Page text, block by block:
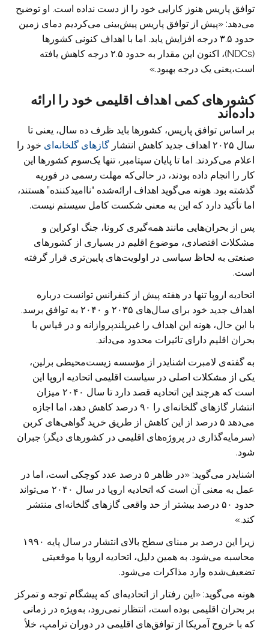
توافق پاریس هنوز کارایی خود را از دست نداده است. او توضیح
می‌دهد: «پیش از توافق پاریس پیش‌بینی می‌کردیم دمای زمین
حدود ۳.۵ درجه افزایش یابد. اما با اهداف کنونی کشورها
(NDCs)، اکنون این مقدار به حدود ۲.۵ درجه کاهش یافته
است،یعنی یک درجه بهبود.»
کشورهای کمی اهداف اقلیمی خود را ارائه
داده‌اند
بر اساس توافق پاریس، کشورها باید ظرف ده سال، یعنی تا
سال ۲۰۲۵ اهداف جدید کاهش انتشار
گازهای گلخانه‌ای خود را
اعلام می‌کردند. اما تا پایان سپتامبر، تنها یک‌سوم کشورها این
کار را انجام داده بودند، در حالی‌که مهلت رسمی در فوریه
گذشته بود. هونه می‌گوید اهداف ارائه‌شده “ناامیدکننده” هستند،
اما تأکید دارد که این به معنی شکست کامل سیستم نیست.
پس از بحران‌هایی مانند همه‌گیری کرونا، جنگ اوکراین و
مشکلات اقتصادی، موضوع اقلیم در بسیاری از کشورهای
صنعتی به لحاظ سیاسی در اولویت‌های پایین‌تری قرار گرفته
است.
اتحادیه اروپا تنها در هفته پیش از کنفرانس توانست درباره
اهداف جدید خود برای سال‌های ۲۰۳۵ و ۲۰۴۰ به توافق برسد.
با این حال، هونه این اهداف را غیرپلندپروازانه و در قیاس با
بحران اقلیم دارای تاثیرات محدود می‌داند.
به گفته‌ی لامبرت اشنایدر از مؤسسه زیست‌محیطی برلین،
یکی از مشکلات اصلی در سیاست اقلیمی اتحادیه اروپا این
است که هرچند این اتحادیه قصد دارد تا سال ۲۰۴۰ میزان
انتشار گازهای گلخانه‌ای را ۹۰ درصد کاهش دهد، اما اجازه
می‌دهد ۵ درصد از این کاهش از طریق خرید گواهی‌های کربن
(سرمایه‌گذاری در پروژه‌های اقلیمی در کشورهای دیگر) جبران
شود.
اشنایدر می‌گوید: «در ظاهر ۵ درصد عدد کوچکی است، اما در
عمل به معنی آن است که اتحادیه اروپا در سال ۲۰۴۰ می‌تواند
حدود ۵۰ درصد بیشتر از حد واقعی گازهای گلخانه‌ای منتشر
کند.»
زیرا این درصد بر مبنای سطح بالای انتشار در سال پایه ۱۹۹۰
محاسبه می‌شود. به همین دلیل، اتحادیه اروپا با موقعیتی
تضعیف‌شده وارد مذاکرات می‌شود.
هونه می‌گوید: «این رفتار از اتحادیه‌ای که پیشگام توجه و تمرکز
بر بحران اقلیمی بوده است، انتظار نمی‌رود، به‌ویژه در زمانی
که با خروج آمریکا از توافق‌های اقلیمی در دوران ترامپ، خلأ